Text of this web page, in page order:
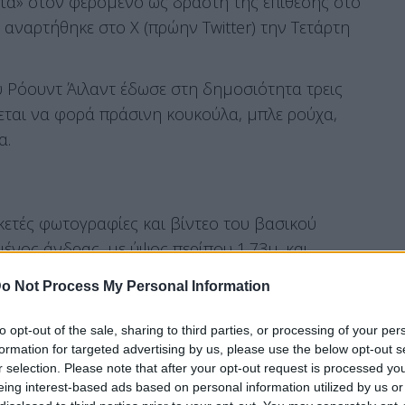
Not Process My Personal Information
opt-out of the sale, sharing to third parties, or processing of your
for targeted advertising by us, please use the below opt-out
selection. Please note that after your opt-out request is processed
interest-based ads based on personal information utilized by us
στο Χ (πρώην Twitter) την Τετάρτη
Άιλαντ έδωσε στη δημοσιότητα τρεις
να φορά πράσινη κουκούλα, μπλε ρούχα,
φωτογραφίες και βίντεο του βασικού
άνδρας, με ύψος περίπου 1,73μ. και
σκούφο και χειρουργική μάσκα.
επίθεσης στην πανεπιστημιούπολη
50.000 δολαρίων «για πληροφορίες που
και την καταδίκη του».